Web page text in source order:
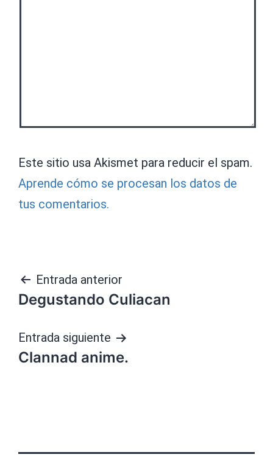
Este sitio usa Akismet para reducir el spam.
Aprende cómo se procesan los datos de
tus comentarios.
Navegación
de
entradas
Entrada anterior
Degustando Culiacan
Entrada siguiente
Clannad anime.